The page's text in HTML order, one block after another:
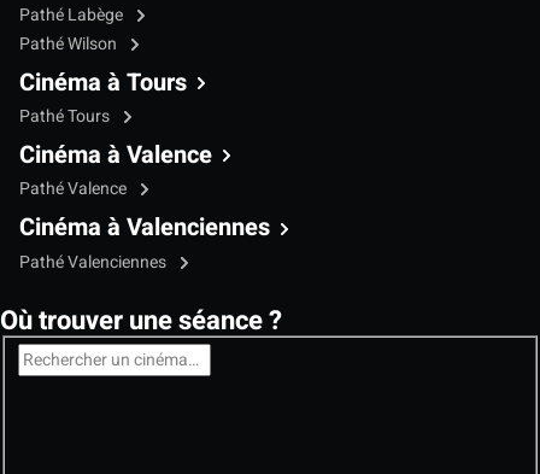
Pathé Labège
Pathé Wilson
Cinéma à Tours
Pathé Tours
Cinéma à Valence
Pathé Valence
Cinéma à Valenciennes
Pathé Valenciennes
Où trouver une séance ?